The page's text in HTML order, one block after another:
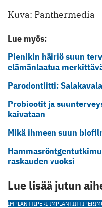
Kuva: Panthermedia
Lue myös:
Pienikin häiriö suun
elämänlaatua
Parodontiitti:
Probiootit ja
kaivataan
Mikä ihmeen suun
raskauden vuoksi
Lue lisää jutun
IMPLANTTIPERI-IMPLANTIITTI